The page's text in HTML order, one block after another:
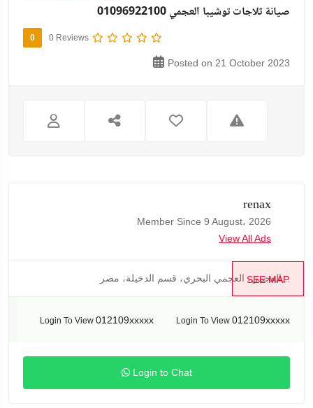
صيانة ثلاجات توشيبا العجمي 01096922100
0 0 Reviews
Posted on 21 October 2023
renax
Member Since 9 August، 2026
View All Ads
SEE MAP
العجمي، العجمي البحري، قسم الدخيلة، مصر...
Login To View 012109xxxxx Login To View 012109xxxxx
Login to Chat